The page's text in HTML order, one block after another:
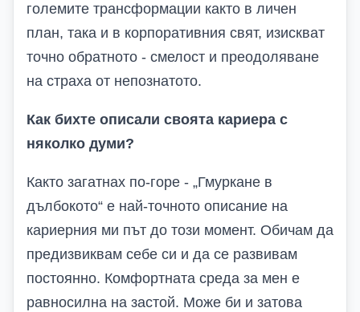
големите трансформации както в личен
план, така и в корпоративния свят, изискват
точно обратното - смелост и преодоляване
на страха от непознатото.
Как бихте описали своята кариера с
няколко думи?
Както загатнах по-горе - „Гмуркане в
дълбокото“ е най-точното описание на
кариерния ми път до този момент. Обичам да
предизвиквам себе си и да се развивам
постоянно. Комфортната среда за мен е
равносилна на застой. Може би и затова